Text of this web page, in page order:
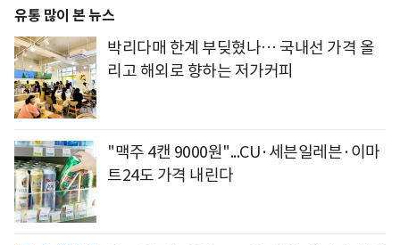
유통 많이 본 뉴스
박리다매 한계 부딪혔나… 국내선 가격 올
리고 해외로 향하는 저가커피
"맥주 4캔 9000원"...CU·세븐일레븐·이마
트24도 가격 내린다